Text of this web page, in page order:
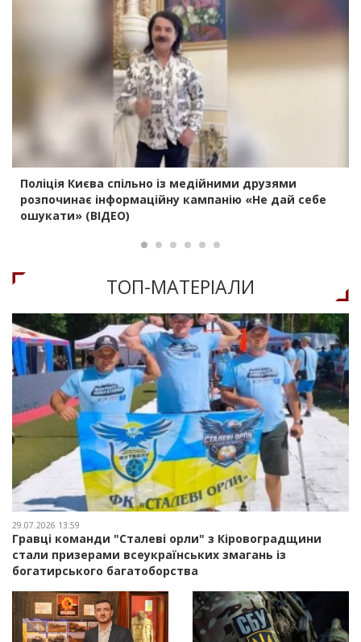
Поліція Києва спільно із медійними друзями
розпочинає інформаційну кампанію «Не дай себе
ошукати» (ВІДЕО)
ТОП-МАТЕРIАЛИ
29.07.2026 13:59
Гравці команди "Сталеві орли" з Кіровоградщини
стали призерами всеукраїнських змагань із
богатирського багатоборства